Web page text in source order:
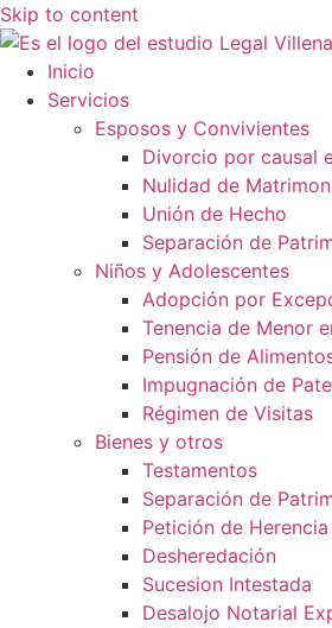
Skip to content
Inicio
Servicios
Esposos y Convivientes
Divorcio por causal
Nulidad de
Unión de Hecho
Separación de
Niños y Adolescentes
Adopción por
Tenencia de Menor
Pensión de
Impugnación de
Régimen de Visitas
Bienes y otros
Testamentos
Separación de
Petición de Herencia
Desheredación
Sucesion Intestada
Desalojo Notarial